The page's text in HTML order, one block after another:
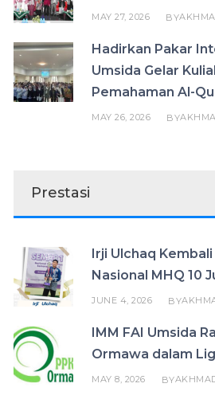
MAY 27, 2026 BY
Hadirkan Pakar
Umsida Gelar
Pemahaman Al-
MAY 26, 2026 BY
Prestasi
Irji Ulchaq Kembali
Nasional MHQ 10
JUNE 4, 2026 BY
IMM FAI Umsida
Ormawa dalam
MAY 8, 2026 BY